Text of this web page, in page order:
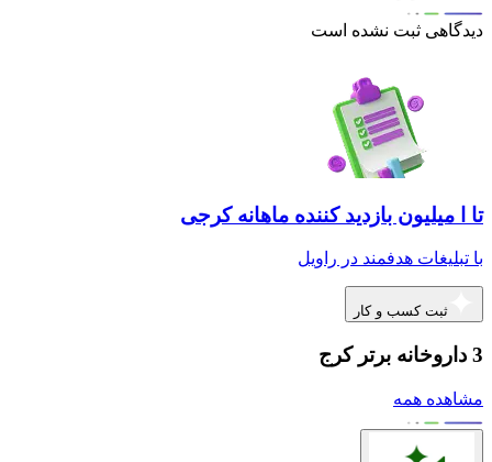
دیدگاهی ثبت نشده است
تا ا میلیون بازدید کننده ماهانه کرجی
با تبلیغات هدفمند در راویل
ثبت کسب و کار
3 داروخانه برتر کرج
مشاهده همه